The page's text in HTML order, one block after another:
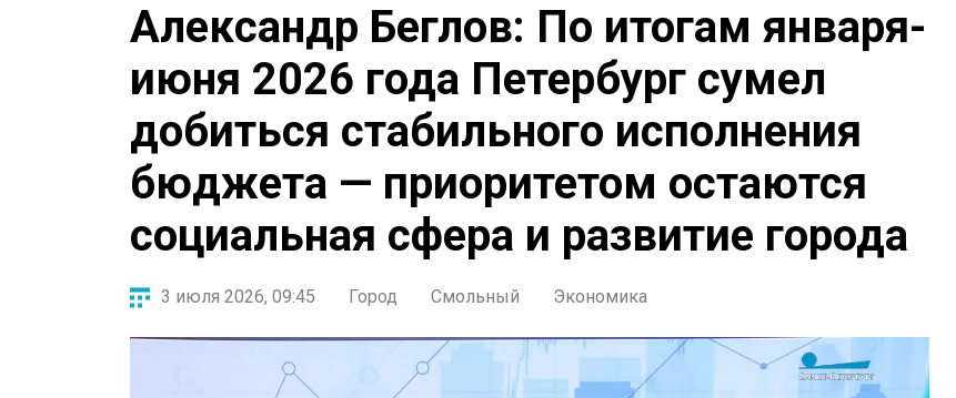
Александр Беглов: По итогам января-
июня 2026 года Петербург сумел
добиться стабильного исполнения
бюджета — приоритетом остаются
социальная сфера и развитие города
3 июля 2026, 09:45 Город Смольный Экономика